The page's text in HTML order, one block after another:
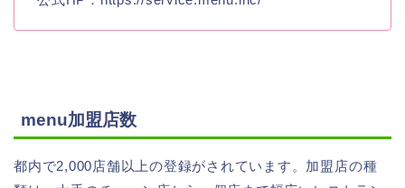
menu加盟店数
都内で2,000店舗以上の登録がされています。加盟店の種